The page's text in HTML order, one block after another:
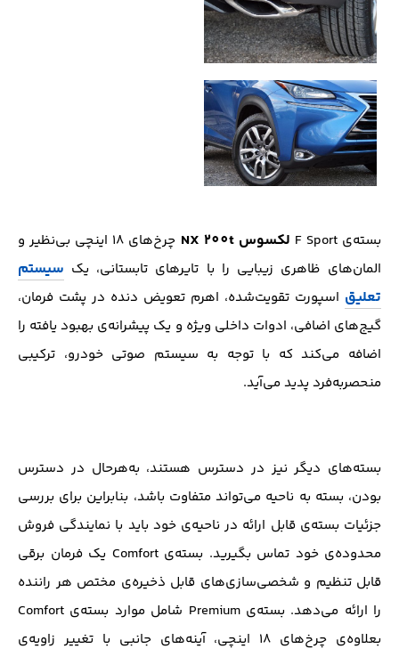
بسته‌ی F Sport لکسوس NX 200t
چرخ‌های ۱۸ اینچی بی‌نظیر و
المان‌های ظاهری زیبایی را با تایرهای تابستانی، یک سیستم
تعلیق اسپورت تقویت‌شده، اهرم تعویض دنده در پشت فرمان،
گیج‌های اضافی، ادوات داخلی ویژه و یک پیشرانه‌ی بهبود یافته را
اضافه می‌کند که با توجه به سیستم صوتی خودرو، ترکیبی
منحصربه‌فرد پدید می‌آید.
بسته‌های دیگر نیز در دسترس هستند، به‌هرحال در دسترس
بودن، بسته به ناحیه می‌تواند متفاوت باشد، بنابراین برای بررسی
جزئیات بسته‌ی قابل ارائه در ناحیه‌ی خود باید با نمایندگی فروش
محدوده‌ی خود تماس بگیرید. بسته‌ی Comfort یک فرمان برقی
قابل تنظیم و شخصی‌سازی‌های قابل ذخیره‌ی مختص هر راننده
را ارائه می‌دهد. بسته‌ی Premium شامل موارد بسته‌ی Comfort
بعلاوه‌ی چرخ‌های ۱۸ اینچی، آینه‌های جانبی با تغییر زاویه‌ی